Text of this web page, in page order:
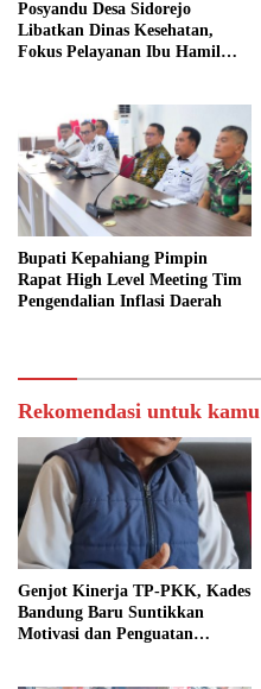
Posyandu Desa Sidorejo
Libatkan Dinas Kesehatan,
Fokus Pelayanan Ibu Hamil
Bupati Kepahiang Pimpin
Rapat High Level Meeting Tim
Pengendalian Inflasi Daerah
Rekomendasi untuk kamu
Genjot Kinerja TP-PKK, Kades
Bandung Baru Suntikkan
Motivasi dan Penguatan